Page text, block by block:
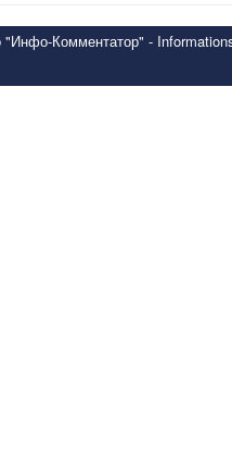
Комментатор" -